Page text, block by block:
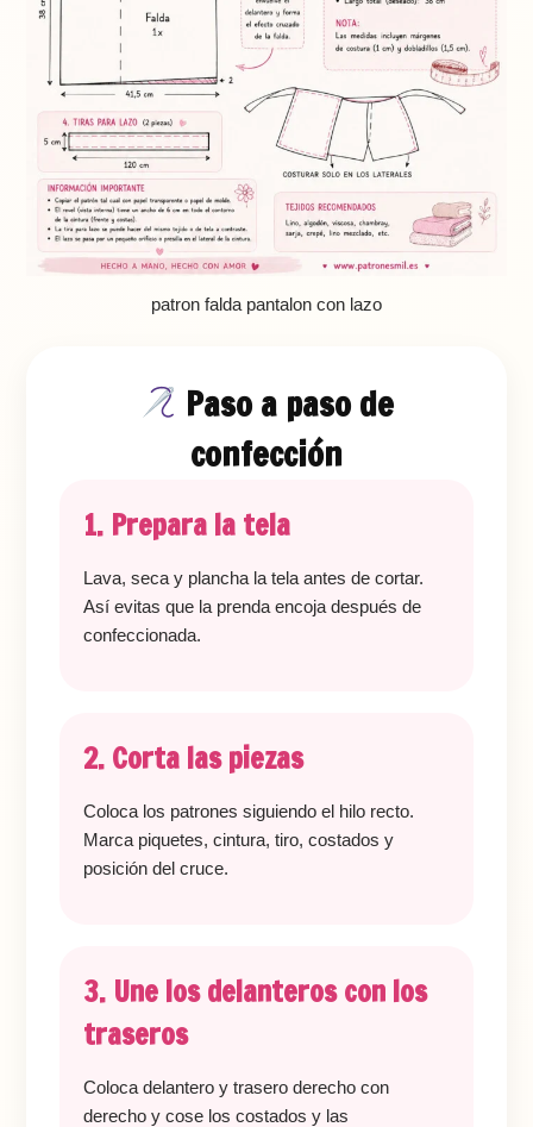
patron falda pantalon con lazo
Paso a paso de
confección
1. Prepara la tela
Lava, seca y plancha la tela antes de cortar.
Así evitas que la prenda encoja después de
confeccionada.
2. Corta las piezas
Coloca los patrones siguiendo el hilo recto.
Marca piquetes, cintura, tiro, costados y
posición del cruce.
3. Une los delanteros con los
traseros
Coloca delantero y trasero derecho con
derecho y cose los costados y las